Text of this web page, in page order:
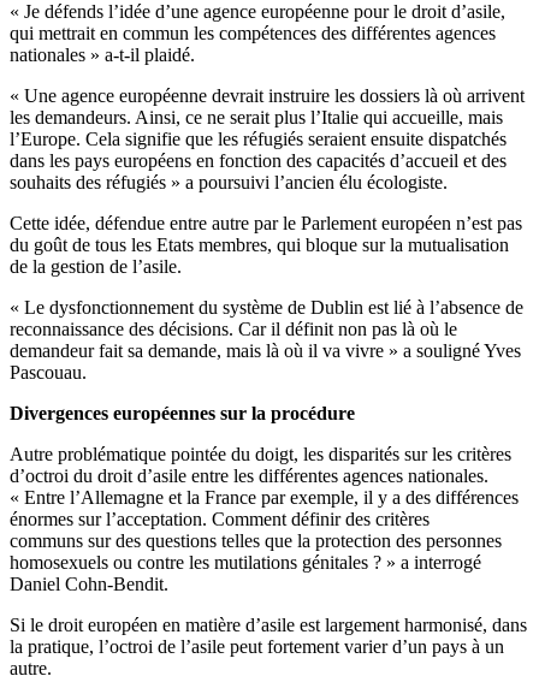
« Je défends l’idée d’une agence européenne pour le droit d’asile,
qui mettrait en commun les compétences des différentes agences
nationales » a-t-il plaidé.
« Une agence européenne devrait instruire les dossiers là où arrivent
les demandeurs. Ainsi, ce ne serait plus l’Italie qui accueille, mais
l’Europe. Cela signifie que les réfugiés seraient ensuite dispatchés
dans les pays européens en fonction des capacités d’accueil et des
souhaits des réfugiés » a poursuivi l’ancien élu écologiste.
Cette idée, défendue entre autre par le Parlement européen n’est pas
du goût de tous les Etats membres, qui bloque sur la mutualisation
de la gestion de l’asile.
« Le dysfonctionnement du système de Dublin est lié à l’absence de
reconnaissance des décisions. Car il définit non pas là où le
demandeur fait sa demande, mais là où il va vivre » a souligné Yves
Pascouau.
Divergences européennes sur la procédure
Autre problématique pointée du doigt, les disparités sur les critères
d’octroi du droit d’asile entre les différentes agences nationales.
« Entre l’Allemagne et la France par exemple, il y a des différences
énormes sur l’acceptation. Comment définir des critères
communs sur des questions telles que la protection des personnes
homosexuels ou contre les mutilations génitales ? » a interrogé
Daniel Cohn-Bendit.
Si le droit européen en matière d’asile est largement harmonisé, dans
la pratique, l’octroi de l’asile peut fortement varier d’un pays à un
autre.